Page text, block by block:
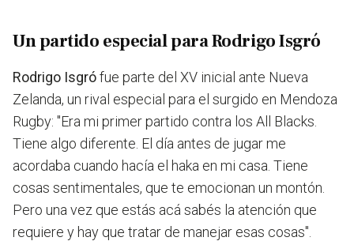
Un partido especial para Rodrigo Isgró
Rodrigo Isgrófue parte del XV inicial ante Nueva
Zelanda, un rival especial para el surgido en Mendoza
Rugby: "Era mi primer partido contra los All Blacks.
Tiene algo diferente. El día antes de jugar me
acordaba cuando hacía el haka en mi casa. Tiene
cosas sentimentales, que te emocionan un montón.
Pero una vez que estás acá sabés la atención que
requiere y hay que tratar de manejar esas cosas".